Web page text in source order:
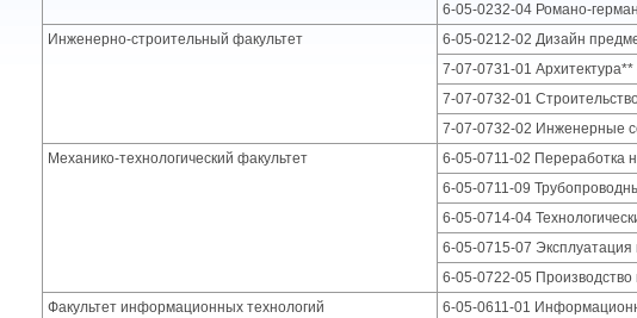
6-05-0232-04 Романо-
Инженерно-строительный факультет
6-05-0212-02 Дизайн
7-07-0731-01 Архитектура**
7-07-0732-01
7-07-0732-02 Инженерные
Механико-технологический факультет
6-05-0711-02 Переработка
6-05-0711-09
6-05-0714-04
6-05-0715-07
6-05-0722-05
Факультет информационных технологий
6-05-0611-01